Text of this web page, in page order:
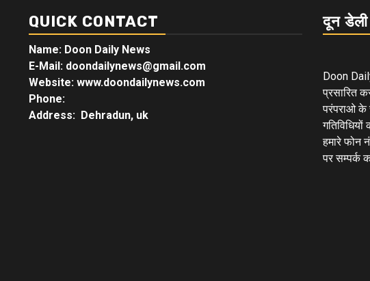
QUICK CONTACT
Name: Doon Daily News
E-Mail: doondailynews@gmail.com
Website: www.doondailynews.com
Phone:
Address: Dehradun, uk
दून
Doon
प्रसारित
परंपराओ के
हमारे फोन
पर सम्पर्क